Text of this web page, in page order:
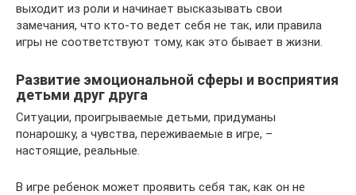
выходит из роли и начинает высказывать свои
замечания, что кто-то ведет себя не так, или правила
игры не соответствуют тому, как это бывает в жизни.
Развитие эмоциональной сферы и восприятия
детьми друг друга
Ситуации, проигрываемые детьми, придуманы
понарошку, а чувства, переживаемые в игре, –
настоящие, реальные.
В игре ребенок может проявить себя так, как он не